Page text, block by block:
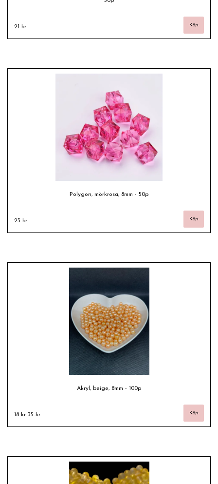
21 kr
Polygon, mörkrosa, 8mm - 50p
23 kr
Akryl, beige, 8mm - 100p
18 kr 35 kr